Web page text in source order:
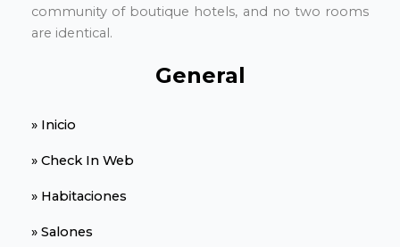
community of boutique hotels, and no two rooms
are identical.
General
» Inicio
» Check In Web
» Habitaciones
» Salones